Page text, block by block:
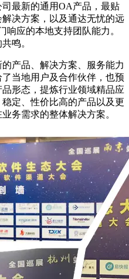
最新的通用OA产品，最贴
决方案，以及通达无忧的远
响应的本地支持团队能力。
鸣。
产品、解决方案、服务能力
当地用户及合作伙伴，也预
形态，提炼行业领域精品应
定、性价比高的产品以及更
务需求的整体解决方案。